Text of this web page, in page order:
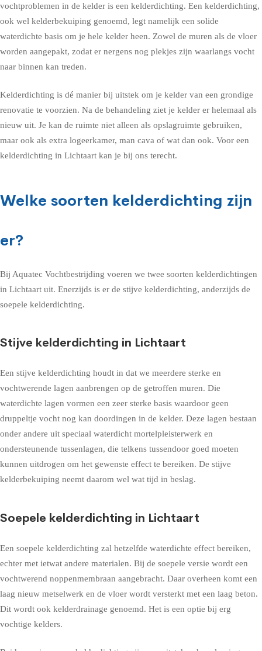
vochtproblemen in de kelder is een kelderdichting. Een kelderdichting,
ook wel kelderbekuiping genoemd, legt namelijk een solide
waterdichte basis om je hele kelder heen. Zowel de muren als de vloer
worden aangepakt, zodat er nergens nog plekjes zijn waarlangs vocht
naar binnen kan treden.
Kelderdichting is dé manier bij uitstek om je kelder van een grondige
renovatie te voorzien. Na de behandeling ziet je kelder er helemaal als
nieuw uit. Je kan de ruimte niet alleen als opslagruimte gebruiken,
maar ook als extra logeerkamer, man cava of wat dan ook. Voor een
kelderdichting in Lichtaart kan je bij ons terecht.
Welke soorten kelderdichting zijn
er?
Bij Aquatec Vochtbestrijding voeren we twee soorten kelderdichtingen
in Lichtaart uit. Enerzijds is er de stijve kelderdichting, anderzijds de
soepele kelderdichting.
Stijve kelderdichting in Lichtaart
Een stijve kelderdichting houdt in dat we meerdere sterke en
vochtwerende lagen aanbrengen op de getroffen muren. Die
waterdichte lagen vormen een zeer sterke basis waardoor geen
druppeltje vocht nog kan doordingen in de kelder. Deze lagen bestaan
onder andere uit speciaal waterdicht mortelpleisterwerk en
ondersteunende tussenlagen, die telkens tussendoor goed moeten
kunnen uitdrogen om het gewenste effect te bereiken. De stijve
kelderbekuiping neemt daarom wel wat tijd in beslag.
Soepele kelderdichting in Lichtaart
Een soepele kelderdichting zal hetzelfde waterdichte effect bereiken,
echter met ietwat andere materialen. Bij de soepele versie wordt een
vochtwerend noppenmembraan aangebracht. Daar overheen komt een
laag nieuw metselwerk en de vloer wordt versterkt met een laag beton.
Dit wordt ook kelderdrainage genoemd. Het is een optie bij erg
vochtige kelders.